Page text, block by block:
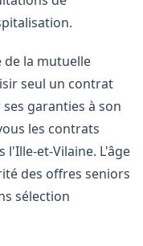
la mutuelle
seul un contrat
garanties à son
les contrats
l'Ille-et-Vilaine. L'âge
des offres seniors
sélection